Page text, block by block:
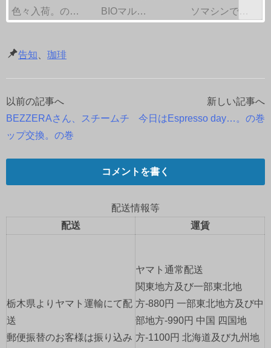
色々入荷。の…
BIOマル…
ソマシンで…
告知 珈琲
投
稿
ナ
ビ
ー
ン
以前の記事へ
BEZZERAさん、スチームチ
ップ交換。の巻
新しい記事へ
今日はEspresso day…。の巻
コメントを書く
配送情報等
配送
運賃
栃木県よりヤマト運輸にて配
送
郵便振替のお客様は振り込み
ヤマト通常配送
関東地方及び一部東北地
方-880円 一部東北地方及び中
部地方-990円 中国 四国地
方-1100円 北海道及び九州地